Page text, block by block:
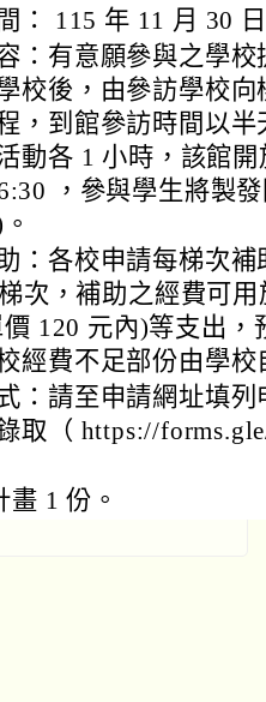
： 115 年 11 月 30
：有意願參與之學
校後，由參訪學校
，到館參訪時間以
動各 1 小時，該館
，參與學生將製
：各校申請每梯次
次，補助之經費可
120 元內)等支出，
經費不足部份由學校
：請至申請網址填
取（ https://
1 份。